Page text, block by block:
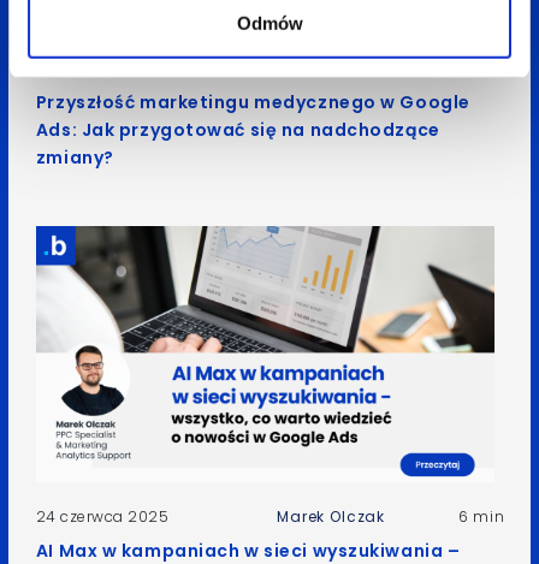
Odmów
Przyszłość marketingu medycznego w Google
Ads: Jak przygotować się na nadchodzące
zmiany?
24 czerwca 2025 Marek Olczak 6 min
AI Max w kampaniach w sieci wyszukiwania –